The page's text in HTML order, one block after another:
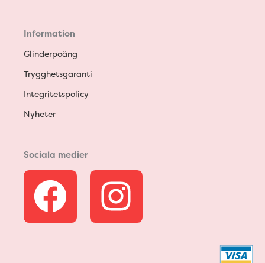
Information
Glinderpoäng
Trygghetsgaranti
Integritetspolicy
Nyheter
Sociala medier
F
a
I
n